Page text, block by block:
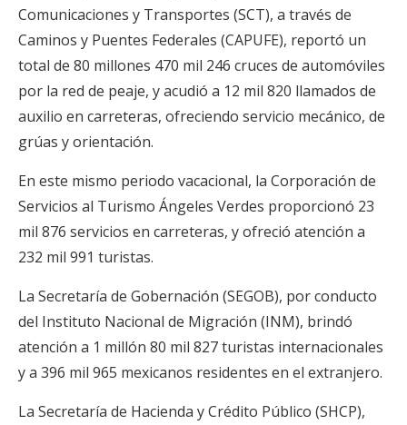
Comunicaciones y Transportes (SCT), a través de
Caminos y Puentes Federales (CAPUFE), reportó un
total de 80 millones 470 mil 246 cruces de automóviles
por la red de peaje, y acudió a 12 mil 820 llamados de
auxilio en carreteras, ofreciendo servicio mecánico, de
grúas y orientación.
En este mismo periodo vacacional, la Corporación de
Servicios al Turismo Ángeles Verdes proporcionó 23
mil 876 servicios en carreteras, y ofreció atención a
232 mil 991 turistas.
La Secretaría de Gobernación (SEGOB), por conducto
del Instituto Nacional de Migración (INM), brindó
atención a 1 millón 80 mil 827 turistas internacionales
y a 396 mil 965 mexicanos residentes en el extranjero.
La Secretaría de Hacienda y Crédito Público (SHCP),